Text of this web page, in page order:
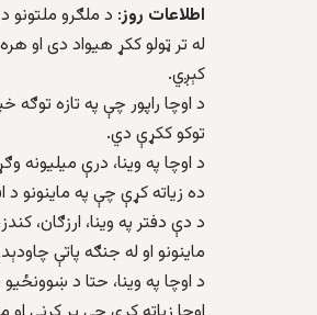
اطلاعات روز: د ملګرو ملتونو
کېږي.
توکو ککړې دي.
د اوچا په وينا، درې ميليونه
ده زياته کړې چې په ماينونو د افغانستان د ځمکې
د دې دفتر په وينا، ارزګان،
ماينونو او له جنګه پاتې
د اوچا په وينا، حتا د